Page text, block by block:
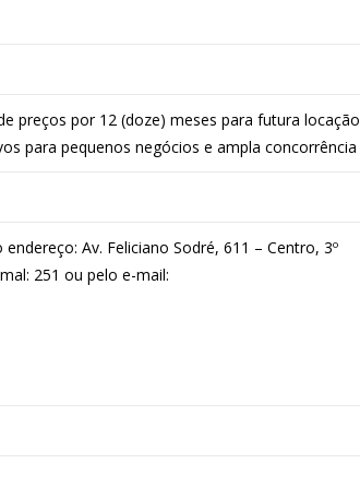
preços por 12 (doze) meses para futura locação
para pequenos negócios e ampla concorrência
Av. Feliciano Sodré, 611 – Centro, 3º
251 ou pelo e-mail: